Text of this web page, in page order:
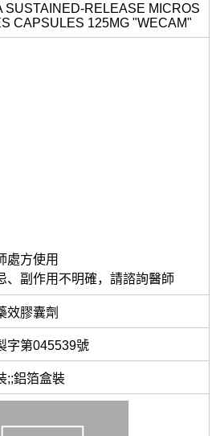
SUSTAINED-RELEASE MICROS
CAPSULES 125MG "WECAM"
處方使用
、副作用不明確，請諮詢醫師
效膠囊劑
字第045539號
;;鋁箔盒裝